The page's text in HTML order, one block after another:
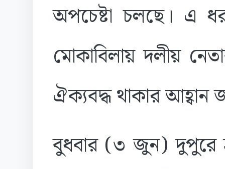
অপচেষ্টা চলছে। এ
মোকাবিলায় দলীয়
ঐক্যবদ্ধ থাকার আহ্বান
বুধবার (৩ জুন) দুপুরে